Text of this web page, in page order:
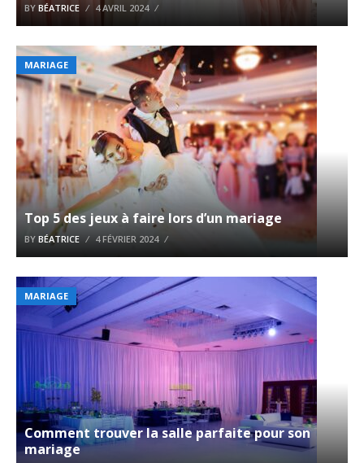
BY BÉATRICE 4 AVRIL 2024
MARIAGE
Top 5 des jeux à faire lors d’un mariage
BY BÉATRICE 4 FÉVRIER 2024
MARIAGE
Comment trouver la salle parfaite pour son
mariage